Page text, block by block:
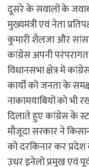
दूसरे के सवालों के जवाब
मुख्यमंत्री एवं नेता
कुमारी शैलजा और सांसद
कांग्रेस अपनी
विधानसभा क्षेत्र में
कार्यों को जनता के
नाकामयाबियों को भी
दिलाते हुए कांग्रेस के
मौजूदा सरकार ने
को दरकिनार कर
उधर इनेलो प्रमुख एवं